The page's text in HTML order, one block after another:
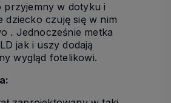
przyjemny w dotyku i
dziecko czuję się w nim
. Jednocześnie metka
jak i uszy dodają
wygląd fotelikowi.